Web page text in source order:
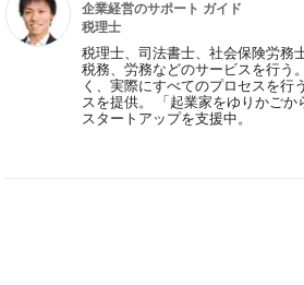
企業経営のサポート ガイド
税理士
税理士、司法書士、社会保険労務
税務、労務などのサービスを行う
く、実際にすべてのプロセスを行
スを提供。 「起業家をゆりかごか
スタートアップを支援中。